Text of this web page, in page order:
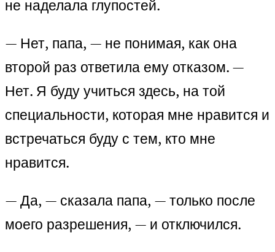
не наделала глупостей.
— Нет, папа, — не понимая, как она
второй раз ответила ему отказом. —
Нет. Я буду учиться здесь, на той
специальности, которая мне нравится и
встречаться буду с тем, кто мне
нравится.
— Да, — сказала папа, — только после
моего разрешения, — и отключился.